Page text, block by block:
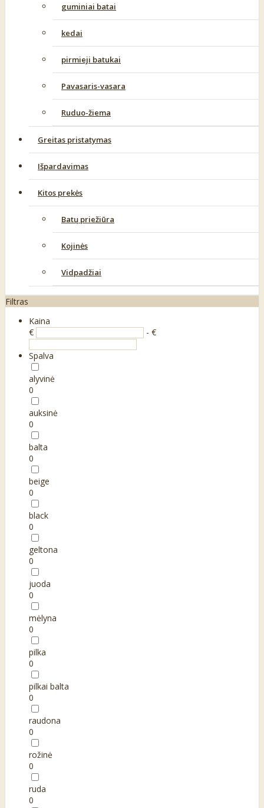
guminiai batai
kedai
pirmieji batukai
Pavasaris-vasara
Ruduo-žiema
Greitas pristatymas
Išpardavimas
Kitos prekės
Batų priežiūra
Kojinės
Vidpadžiai
Filtras
Kaina
€
- €
Spalva
alyvinė
0
auksinė
0
balta
0
beige
0
black
0
geltona
0
juoda
0
mėlyna
0
pilka
0
pilkai balta
0
raudona
0
rožinė
0
ruda
0